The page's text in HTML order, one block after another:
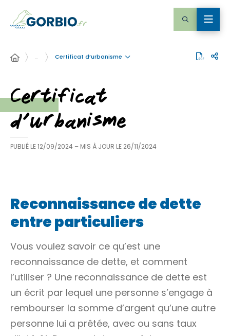
… Certificat d’urbanisme
Certificat
d’urbanisme
PUBLIÉ LE12/09/2024 – MIS À JOUR LE 26/11/2024
Reconnaissance de dette
entre particuliers
Vous voulez savoir ce qu’est une
reconnaissance de dette, et comment
l’utiliser ? Une reconnaissance de dette est
un écrit par lequel une personne s’engage à
rembourser la somme d’argent qu’une autre
personne lui a prêtée, avec ou sans taux